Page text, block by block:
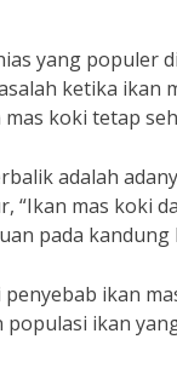
yang populer
ketika ikan
koki tetap
adalah
“Ikan mas koki
pada kandung
ikan
ikan